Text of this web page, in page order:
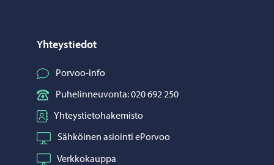
Yhteystiedot
Porvoo-info
Puhelinneuvonta: 020 692 250
Yhteystietohakemisto
Sähköinen asiointi ePorvoo
Verkkokauppa